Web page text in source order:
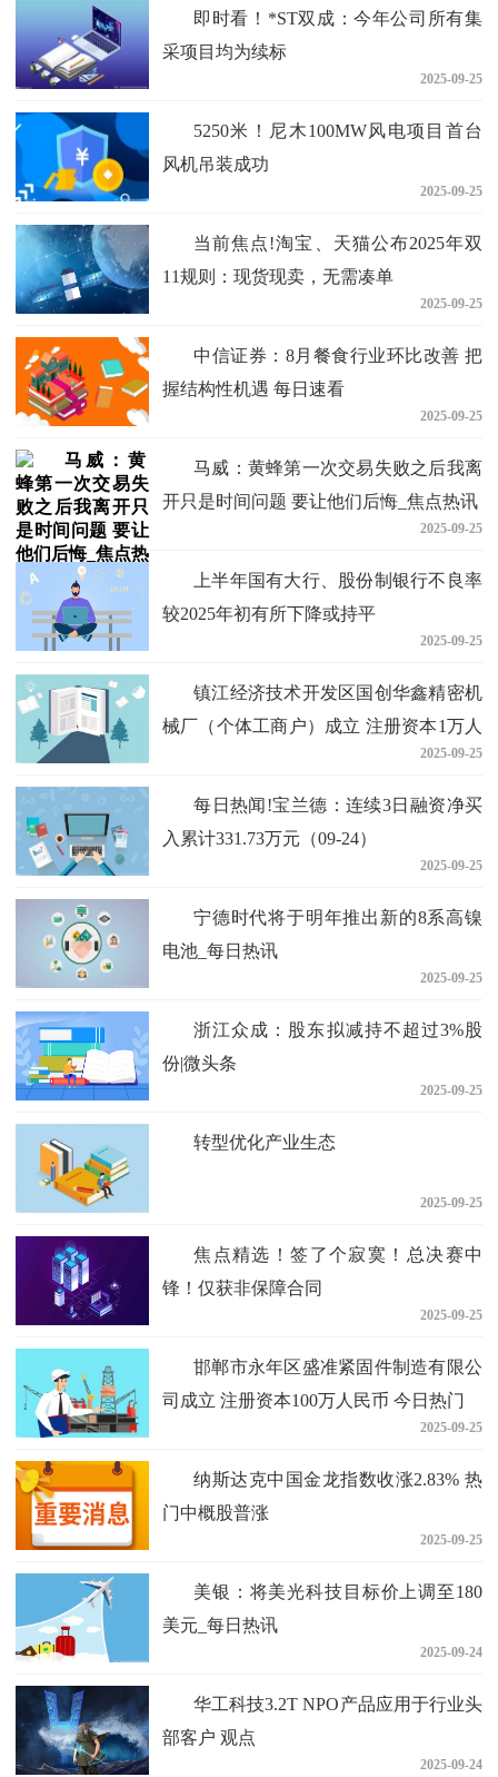
即时看！*ST双成：今年公司所有集
采项目均为续标
2025-09-25
5250米！尼木100MW风电项目首台
风机吊装成功
2025-09-25
当前焦点!淘宝、天猫公布2025年双
11规则：现货现卖，无需凑单
2025-09-25
中信证券：8月餐食行业环比改善 把
握结构性机遇 每日速看
2025-09-25
马威：黄蜂第一次交易失败之后我离
开只是时间问题 要让他们后悔_焦点热讯
2025-09-25
上半年国有大行、股份制银行不良率
较2025年初有所下降或持平
2025-09-25
镇江经济技术开发区国创华鑫精密机
械厂（个体工商户）成立 注册资本1万人
2025-09-25
每日热闻!宝兰德：连续3日融资净买
入累计331.73万元（09-24）
2025-09-25
宁德时代将于明年推出新的8系高镍
电池_每日热讯
2025-09-25
浙江众成：股东拟减持不超过3%股
份|微头条
2025-09-25
转型优化产业生态
2025-09-25
焦点精选！签了个寂寞！总决赛中
锋！仅获非保障合同
2025-09-25
邯郸市永年区盛准紧固件制造有限公
司成立 注册资本100万人民币 今日热门
2025-09-25
纳斯达克中国金龙指数收涨2.83% 热
门中概股普涨
2025-09-25
美银：将美光科技目标价上调至180
美元_每日热讯
2025-09-24
华工科技3.2T NPO产品应用于行业头
部客户 观点
2025-09-24